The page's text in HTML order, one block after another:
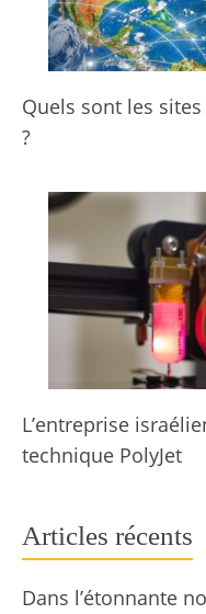
Quels sont les
?
L’entreprise
technique PolyJet
Articles récents
Dans l’étonnante